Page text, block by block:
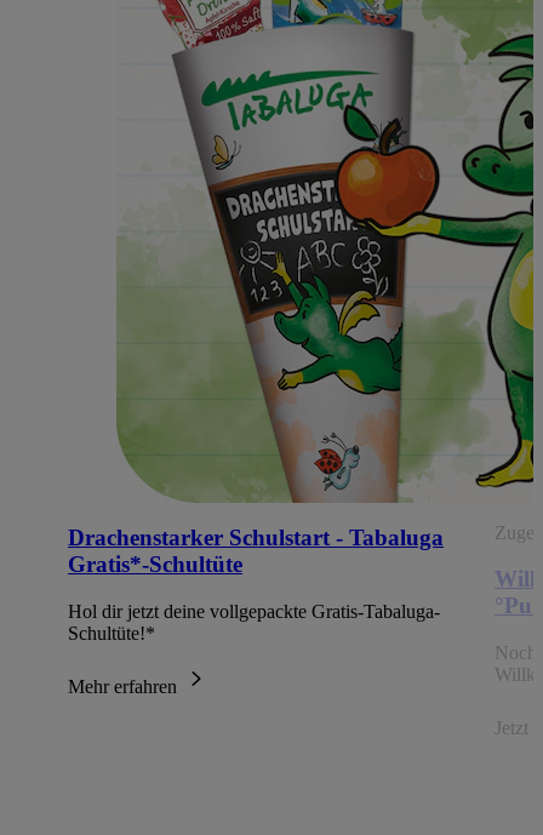
Drachenstarker Schulstart - Tabaluga
Gratis*-Schultüte
Hol dir jetzt deine vollgepackte Gratis-Tabaluga-
Schultüte!*
Mehr erfahren
Noch
Jetzt